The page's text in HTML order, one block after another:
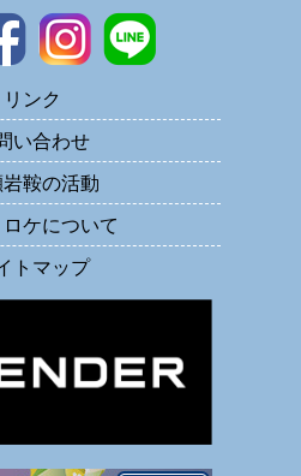
リンク
い合わせ
岩鞍の活動
ケについて
トマップ